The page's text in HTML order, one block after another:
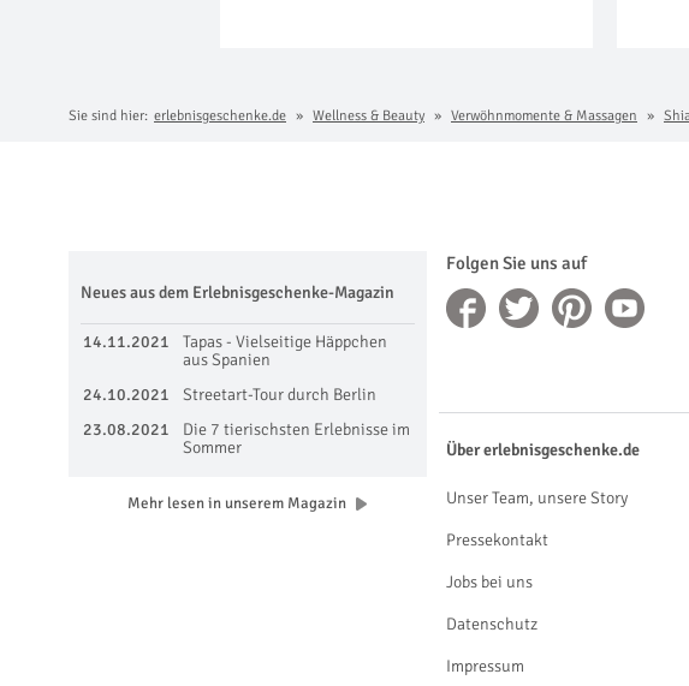
Sie sind hier: erlebnisgeschenke.de Wellness & Beauty Verwöhnmomente & Massagen
Folgen Sie uns auf
Neues aus dem Erlebnisgeschenke-Magazin
14.11.2021
Tapas - Vielseitige Häppchen
aus Spanien
24.10.2021
Streetart-Tour durch Berlin
23.08.2021
Die 7 tierischsten Erlebnisse im
Sommer
Mehr lesen in unserem Magazin
Über erlebnisgeschenke.de
Unser Team, unsere Story
Pressekontakt
Jobs bei uns
Datenschutz
Impressum